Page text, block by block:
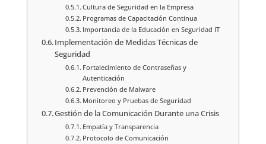
Cultura de Seguridad en la Empresa
Programas de Capacitación Continua
Importancia de la Educación en Seguridad IT
Implementación de Medidas Técnicas de
Seguridad
Fortalecimiento de Contraseñas y
Autenticación
Prevención de Malware
Monitoreo y Pruebas de Seguridad
Gestión de la Comunicación Durante una Crisis
Empatía y Transparencia
Protocolo de Comunicación